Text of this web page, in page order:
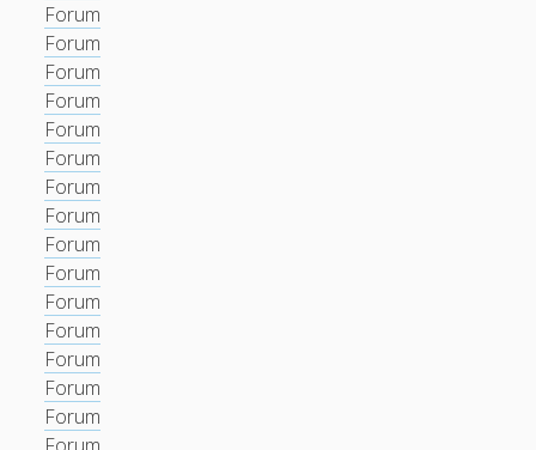
Forum
Forum
Forum
Forum
Forum
Forum
Forum
Forum
Forum
Forum
Forum
Forum
Forum
Forum
Forum